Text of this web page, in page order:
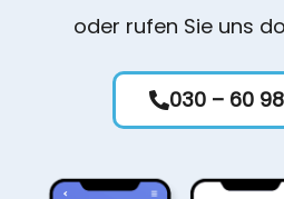
oder rufen Sie uns
030 – 60